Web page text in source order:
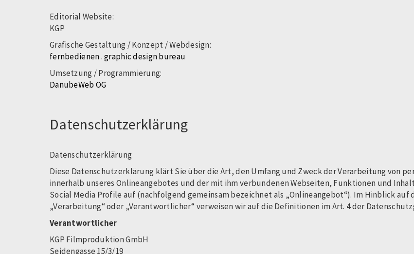
Editorial Website:
KGP
Grafische Gestaltung / Konzept / Webdesign:
fernbedienen . graphic design bureau
Umsetzung / Programmierung:
DanubeWeb OG
Datenschutzerklärung
Datenschutzerklärung
Diese Datenschutzerklärung klärt Sie über die Art, den Umfang und Zweck der Verarbeitung von
innerhalb unseres Onlineangebotes und der mit ihm verbundenen Webseiten, Funktionen und
Social Media Profile auf (nachfolgend gemeinsam bezeichnet als „Onlineangebot“). Im Hinblick
„Verarbeitung“ oder „Verantwortlicher“ verweisen wir auf die Definitionen im Art. 4 der
Verantwortlicher
KGP Filmproduktion GmbH
Seidengasse 15/3/19